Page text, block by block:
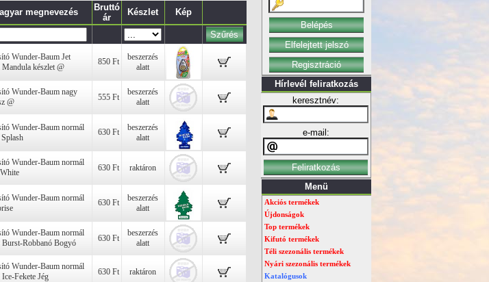
megnevezés
Bruttó
ár
Készlet Kép
Wunder-Baum Jet
Mandula készlet @
850 Ft
beszerzés
alatt
Wunder-Baum nagy
@
555 Ft
beszerzés
alatt
Wunder-Baum normál
630 Ft
beszerzés
alatt
Wunder-Baum normál
630 Ft raktáron
Wunder-Baum normál
630 Ft
beszerzés
alatt
Wunder-Baum normál
Robbanó Bogyó
630 Ft
beszerzés
alatt
Wunder-Baum normál
Fekete Jég
630 Ft raktáron
Hírlevél feliratkozás
keresztnév:
e-mail:
Menü
Akciós termékek
Újdonságok
Top termékek
Kifutó termékek
Téli szezonális termékek
Nyári szezonális termékek
Katalógusok